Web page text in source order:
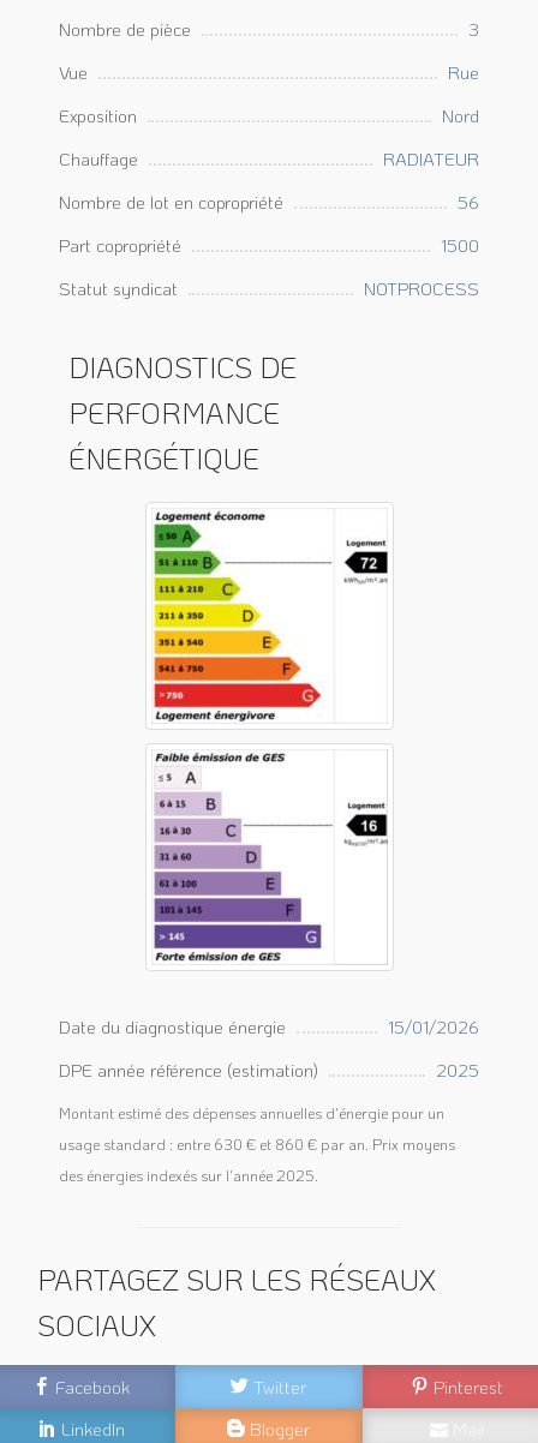
Nombre de pièce
3
Vue
Rue
Exposition
Nord
Chauffage
RADIATEUR
Nombre de lot en copropriété
56
Part copropriété
1500
Statut syndicat
NOTPROCESS
DIAGNOSTICS DE
PERFORMANCE
ÉNERGÉTIQUE
Date du diagnostique énergie
15/01/2026
DPE année référence (estimation)
2025
Montant estimé des dépenses annuelles d'énergie pour un
usage standard : entre 630 € et 860 € par an. Prix moyens
des énergies indexés sur l'année 2025.
PARTAGEZ SUR LES RÉSEAUX
SOCIAUX
Facebook Twitter
Pinterest
LinkedIn
Blogger Mail